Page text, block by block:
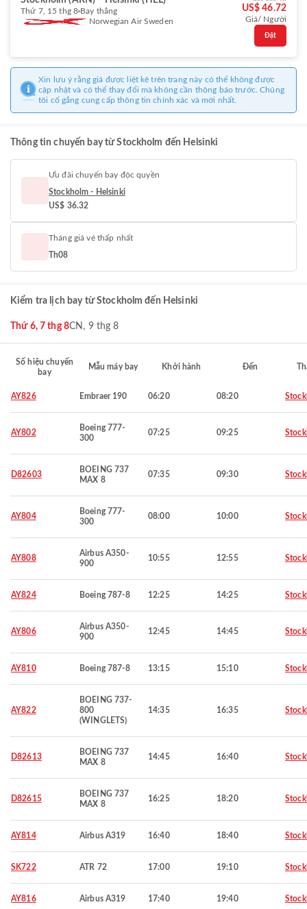
Thứ 7, 15 thg 8 Bay thẳng
Norwegian Air Sweden
US$ 46.72
Giá/ Người
Đặt
Xin lưu ý rằng giá được liệt kê trên trang này có thể không được
cập nhật và có thể thay đổi mà không cần thông báo trước. Chúng
tôi cố gắng cung cấp thông tin chính xác và mới nhất.
Thông tin chuyến bay từ Stockholm đến Helsinki
Ưu đãi chuyến bay độc quyền
Stockholm - Helsinki
US$ 36.32
Tháng giá vé thấp nhất
Th08
Kiểm tra lịch bay từ Stockholm đến Helsinki
Thứ 6, 7 thg 8CN, 9 thg 8
Số hiệu chuyến
bay
Mẫu máy bay Khởi hành Đến
AY826 Embraer 190 06:20 08:20
AY802
Boeing 777-
300
07:25 09:25
D82603
BOEING 737
MAX 8
07:35 09:30
AY804
Boeing 777-
300
08:00 10:00
AY808
Airbus A350-
900
10:55 12:55
AY824 Boeing 787-8 12:25 14:25
AY806
Airbus A350-
900
12:45 14:45
AY810 Boeing 787-8 13:15 15:10
AY822
BOEING 737-
800
(WINGLETS)
14:35 16:35
D82613
BOEING 737
MAX 8
14:45 16:40
D82615
BOEING 737
MAX 8
16:25 18:20
AY814 Airbus A319 16:40 18:40
SK722 ATR 72 17:00 19:10
AY816 Airbus A319 17:40 19:40